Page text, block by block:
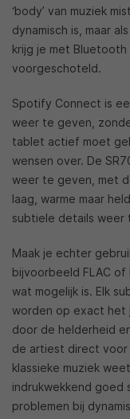
‘body’ van muziek
dynamisch is, maar
krijg je met
voorgeschoteld.
Spotify Connect is
weer te geven,
tablet actief moet
wensen over. De
weer te geven, met
laag, warme maar
subtiele details weer
Maak je echter
bijvoorbeeld FLAC
wat mogelijk is. Elk
worden op exact het
door de helderheid
de artiest direct voor
klassieke muziek
indrukwekkend goed
problemen bij